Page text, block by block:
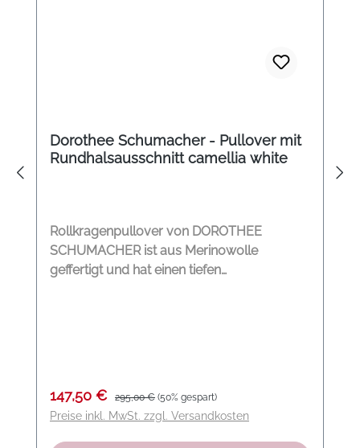
Dorothee Schumacher - Pullover mit
Rundhalsausschnitt camellia white
Rollkragenpullover von DOROTHEE
SCHUMACHER ist aus Merinowolle
geffertigt und hat einen tiefen
Verkaufspreis:
147,50 € Regulärer Preis:
295,00 € (50% gespart)
Preise inkl. MwSt. zzgl. Versandkosten